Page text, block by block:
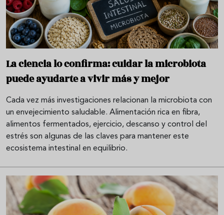
La ciencia lo confirma: cuidar la microbiota
puede ayudarte a vivir más y mejor
Cada vez más investigaciones relacionan la microbiota con
un envejecimiento saludable. Alimentación rica en fibra,
alimentos fermentados, ejercicio, descanso y control del
estrés son algunas de las claves para mantener este
ecosistema intestinal en equilibrio.